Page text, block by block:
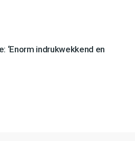
‘Enorm indrukwekkend en